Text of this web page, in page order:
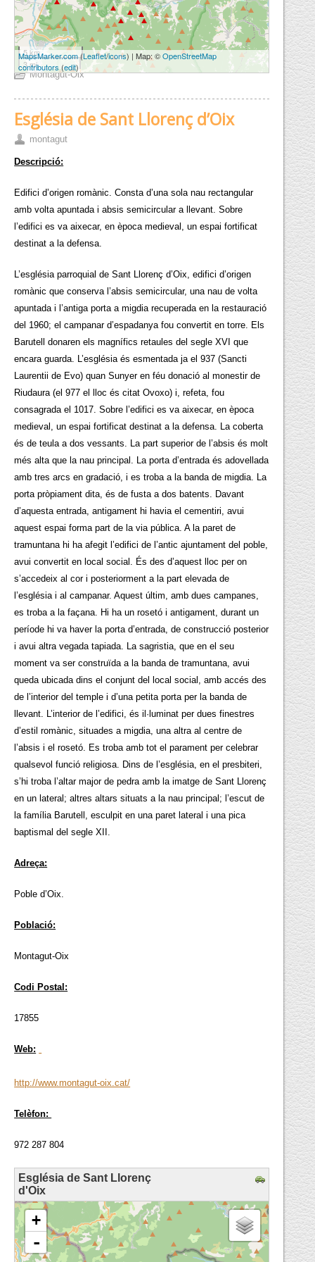
5 km
3 mi
MapsMarker.com(Leaflet/icons) | Map: ©OpenStreetMap
contributors(edit)
Montagut-Oix
Església de Sant Llorenç d’Oix
montagut
Descripció:
Edifici d’origen romànic. Consta d’una sola nau rectangular
amb volta apuntada i absis semicircular a llevant. Sobre
l’edifici es va aixecar, en època medieval, un espai fortificat
destinat a la defensa.
L’església parroquial de Sant Llorenç d’Oix, edifici d’origen
romànic que conserva l’absis semicircular, una nau de volta
apuntada i l’antiga porta a migdia recuperada en la restauració
del 1960; el campanar d’espadanya fou convertit en torre. Els
Barutell donaren els magnífics retaules del segle XVI que
encara guarda. L’església és esmentada ja el 937 (Sancti
Laurentii de Evo) quan Sunyer en féu donació al monestir de
Riudaura (el 977 el lloc és citat Ovoxo) i, refeta, fou
consagrada el 1017. Sobre l’edifici es va aixecar, en època
medieval, un espai fortificat destinat a la defensa. La coberta
és de teula a dos vessants. La part superior de l’absis és molt
més alta que la nau principal. La porta d’entrada és adovellada
amb tres arcs en gradació, i es troba a la banda de migdia. La
porta pròpiament dita, és de fusta a dos batents. Davant
d’aquesta entrada, antigament hi havia el cementiri, avui
aquest espai forma part de la via pública. A la paret de
tramuntana hi ha afegit l’edifici de l’antic ajuntament del poble,
avui convertit en local social. És des d’aquest lloc per on
s’accedeix al cor i posteriorment a la part elevada de
l’església i al campanar. Aquest últim, amb dues campanes,
es troba a la façana. Hi ha un rosetó i antigament, durant un
període hi va haver la porta d’entrada, de construcció posterior
i avui altra vegada tapiada. La sagristia, que en el seu
moment va ser construïda a la banda de tramuntana, avui
queda ubicada dins el conjunt del local social, amb accés des
de l’interior del temple i d’una petita porta per la banda de
llevant. L’interior de l’edifici, és il·luminat per dues finestres
d’estil romànic, situades a migdia, una altra al centre de
l’absis i el rosetó. Es troba amb tot el parament per celebrar
qualsevol funció religiosa. Dins de l’església, en el presbiteri,
s’hi troba l’altar major de pedra amb la imatge de Sant Llorenç
en un lateral; altres altars situats a la nau principal; l’escut de
la família Barutell, esculpit en una paret lateral i una pica
baptismal del segle XII.
Adreça:
Poble d’Oix.
Població:
Montagut-Oix
Codi Postal:
17855
Web:
http://www.montagut-oix.cat/
Telèfon:
972 287 804
Església de Sant Llorenç
d'Oix
loading map - please wait...
+
-